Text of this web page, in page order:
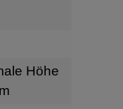
Höhe